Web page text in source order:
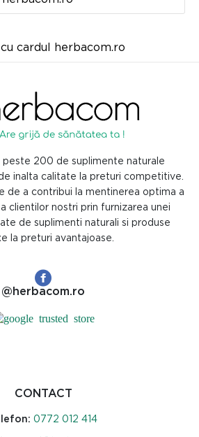
peste 200 de suplimente naturale
inalta calitate la preturi competitive.
de a contribui la mentinerea optima a
clientilor nostri prin furnizarea unei
de suplimenti naturali si produse
la preturi avantajoase.
@herbacom.ro
CONTACT
0772 012 414